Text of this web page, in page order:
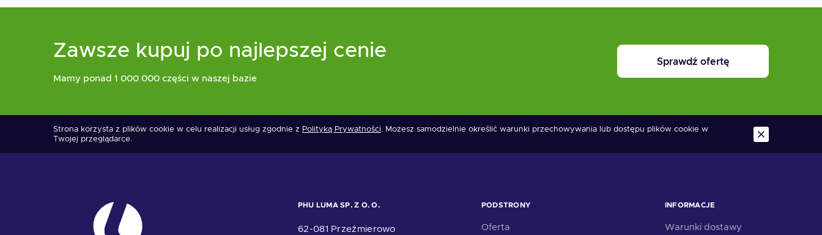
Zawsze kupuj po najlepszej cenie
Mamy ponad 1 000 000 części w naszej bazie
Sprawdź ofertę
Strona korzysta z plików cookie w celu realizacji usług zgodnie z Polityką Prywatności. Możesz samodzielnie określić warunki przechowywania lub dostępu plików cookie w
Twojej przeglądarce.
PHU LUMA SP. Z O. O.
62-081 Przeźmierowo
PODSTRONY
Oferta
INFORMACJE
Warunki dostawy